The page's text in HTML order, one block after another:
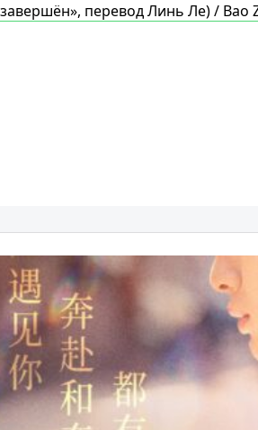
перевод Линь Ле) / Bao